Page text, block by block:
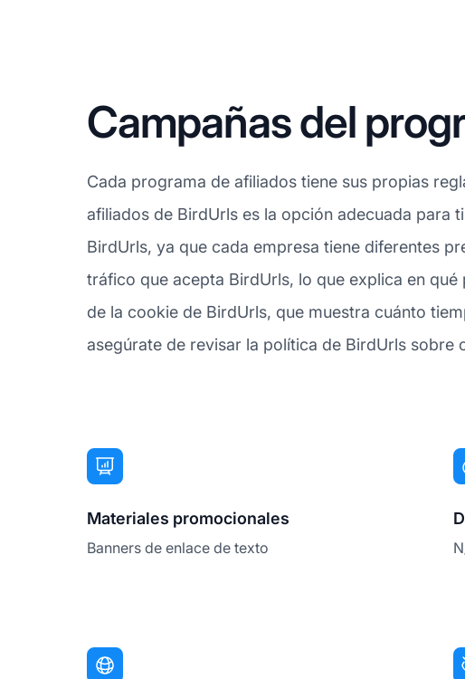
Campañas del
Cada programa de afiliados tiene sus propias
afiliados de BirdUrls es la opción adecuada para
BirdUrls, ya que cada empresa tiene diferentes
tráfico que acepta BirdUrls, lo que explica en
de la cookie de BirdUrls, que muestra cuánto
asegúrate de revisar la política de BirdUrls
Materiales promocionales
Banners de enlace de texto